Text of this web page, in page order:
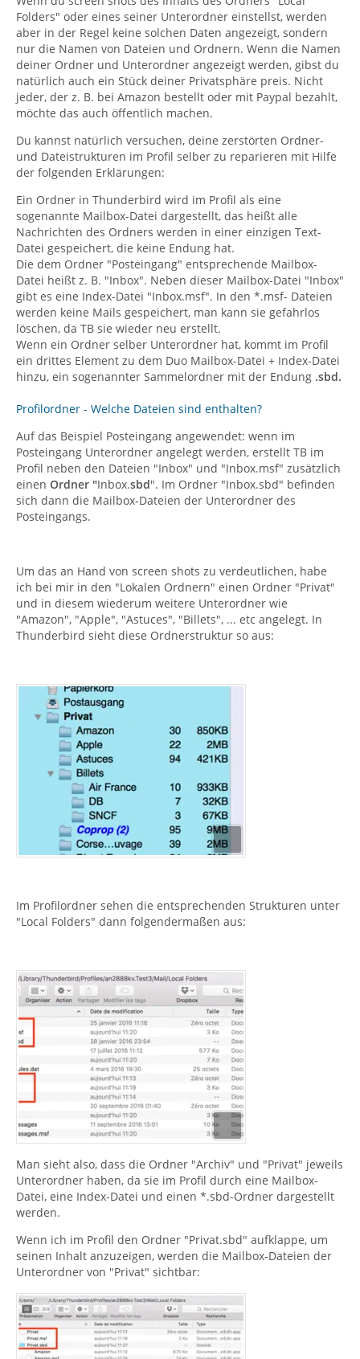
Folders" oder eines seiner Unterordner einstellst, werden
aber in der Regel keine solchen Daten angezeigt, sondern
nur die Namen von Dateien und Ordnern. Wenn die Namen
deiner Ordner und Unterordner angezeigt werden, gibst du
natürlich auch ein Stück deiner Privatsphäre preis. Nicht
jeder, der z. B. bei Amazon bestellt oder mit Paypal bezahlt,
möchte das auch öffentlich machen.
Du kannst natürlich versuchen, deine zerstörten Ordner-
und Dateistrukturen im Profil selber zu reparieren mit Hilfe
der folgenden Erklärungen:
Ein Ordner in Thunderbird wird im Profil als eine
sogenannte Mailbox-Datei dargestellt, das heißt alle
Nachrichten des Ordners werden in einer einzigen Text-
Datei gespeichert, die keine Endung hat.
Die dem Ordner "Posteingang" entsprechende Mailbox-
Datei heißt z. B. "Inbox". Neben dieser Mailbox-Datei "Inbox"
gibt es eine Index-Datei "Inbox.msf". In den *.msf- Dateien
werden keine Mails gespeichert, man kann sie gefahrlos
löschen, da TB sie wieder neu erstellt.
Wenn ein Ordner selber Unterordner hat, kommt im Profil
ein drittes Element zu dem Duo Mailbox-Datei + Index-Datei
hinzu, ein sogenannter Sammelordner mit der Endung .sbd.
Profilordner - Welche Dateien sind enthalten?
Auf das Beispiel Posteingang angewendet: wenn im
Posteingang Unterordner angelegt werden, erstellt TB im
Profil neben den Dateien "Inbox" und "Inbox.msf" zusätzlich
einen Ordner "Inbox.sbd". Im Ordner "Inbox.sbd" befinden
sich dann die Mailbox-Dateien der Unterordner des
Posteingangs.
Um das an Hand von screen shots zu verdeutlichen, habe
ich bei mir in den "Lokalen Ordnern" einen Ordner "Privat"
und in diesem wiederum weitere Unterordner wie
"Amazon", "Apple", "Astuces", "Billets", ... etc angelegt. In
Thunderbird sieht diese Ordnerstruktur so aus:
Im Profilordner sehen die entsprechenden Strukturen unter
"Local Folders" dann folgendermaßen aus:
Man sieht also, dass die Ordner "Archiv" und "Privat" jeweils
Unterordner haben, da sie im Profil durch eine Mailbox-
Datei, eine Index-Datei und einen *.sbd-Ordner dargestellt
werden.
Wenn ich im Profil den Ordner "Privat.sbd" aufklappe, um
seinen Inhalt anzuzeigen, werden die Mailbox-Dateien der
Unterordner von "Privat" sichtbar: